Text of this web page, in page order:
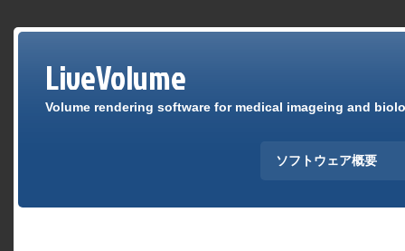
LiveVolume
Volume rendering software for medical imageing and
ソフトウェア概要